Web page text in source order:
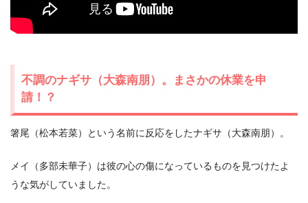
不調のナギサ（大森南朋）。まさかの休業を申
請！？
箸尾（松本若菜）という名前に反応をしたナギサ（大森南朋）。
メイ（多部未華子）は彼の心の傷になっているものを見つけたよ
うな気がしていました。